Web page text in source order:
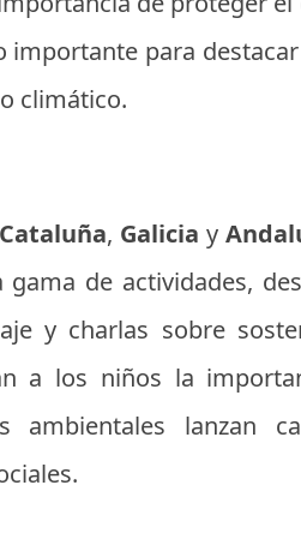
importante para
climático.
Cataluña, Galicia y
de actividades,
y charlas sobre
a los niños la
ambientales lanzan